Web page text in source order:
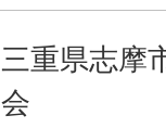
三重県志摩
会